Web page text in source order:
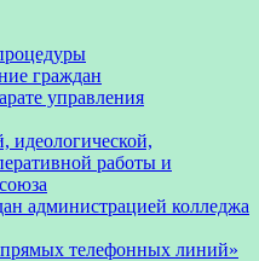
граждан
управления
идеологической,
работы и
администрацией колледжа
телефонных линий»